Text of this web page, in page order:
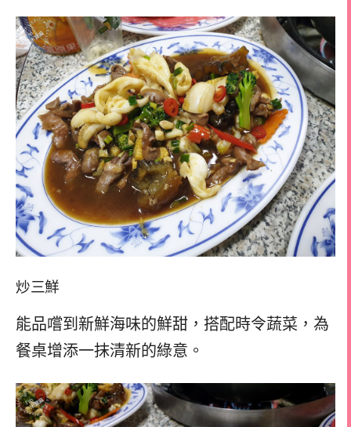
炒三鮮
能品嚐到新鮮海味的鮮甜，搭配時令蔬菜，為
餐桌增添一抹清新的綠意。